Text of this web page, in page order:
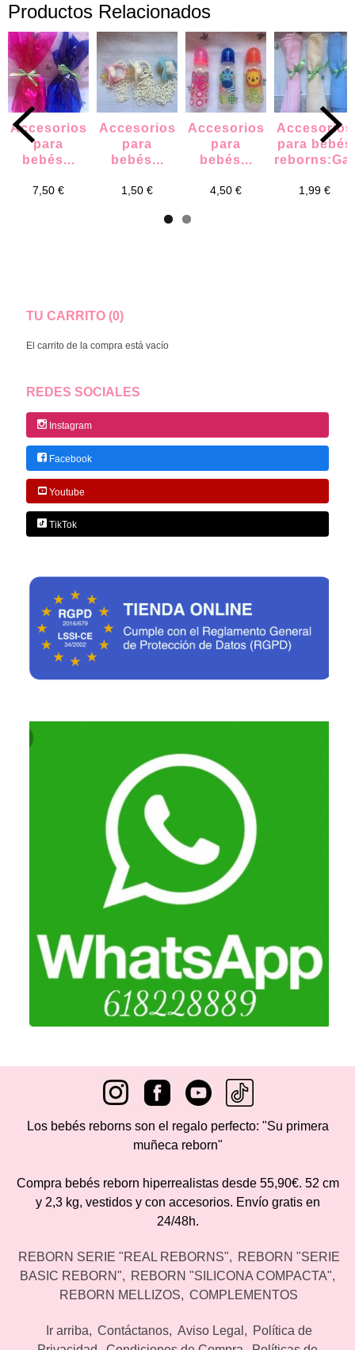
TU CARRITO (0)
El carrito de la compra está vacío
REDES SOCIALES
Instagram
Facebook
Youtube
TikTok
Productos Relacionados
Accesorios
para
bebés...
7,50 €
Accesorios
para
bebés...
1,50 €
Accesorios
para
bebés...
4,50 €
Accesorios
para bebés
1,99 €
Los bebés reborns son el regalo perfecto: "Su primera
muñeca reborn"
Compra bebés reborn hiperrealistas desde 55,90€. 52 cm
y 2,3 kg, vestidos y con accesorios. Envío gratis en
24/48h.
REBORN SERIE "REAL REBORNS"
REBORN "SERIE
BASIC REBORN"
REBORN "SILICONA COMPACTA"
REBORN MELLIZOS
COMPLEMENTOS
Ir arriba Contáctanos Aviso Legal
Política de